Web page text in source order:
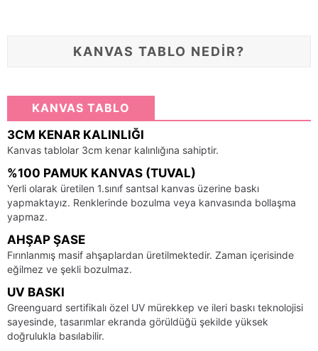
KANVAS TABLO NEDİR?
KANVAS TABLO
3CM KENAR KALINLIĞI
Kanvas tablolar 3cm kenar kalınlığına sahiptir.
%100 PAMUK KANVAS (TUVAL)
Yerli olarak üretilen 1.sınıf santsal kanvas üzerine baskı
yapmaktayız. Renklerinde bozulma veya kanvasında bollaşma
yapmaz.
AHŞAP ŞASE
Fırınlanmış masif ahşaplardan üretilmektedir. Zaman içerisinde
eğilmez ve şekli bozulmaz.
UV BASKI
Greenguard sertifikalı özel UV mürekkep ve ileri baskı teknolojisi
sayesinde, tasarımlar ekranda görüldüğü şekilde yüksek
doğrulukla basılabilir.